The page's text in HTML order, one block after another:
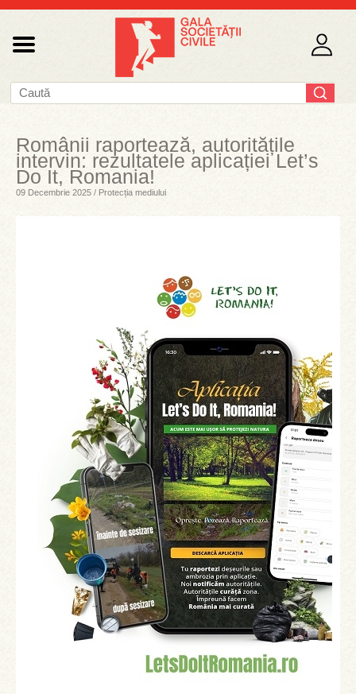
Românii raportează, autoritățile
intervin: rezultatele aplicației Let’s
Do It, Romania!
09 Decembrie 2025 / Protecția mediului